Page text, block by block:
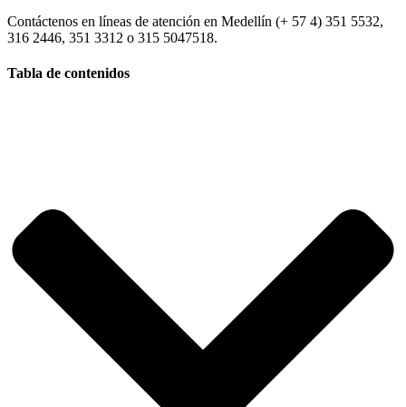
Contáctenos en líneas de atención en Medellín (+ 57 4) 351 5532,
316 2446, 351 3312 o 315 5047518.
Tabla de contenidos